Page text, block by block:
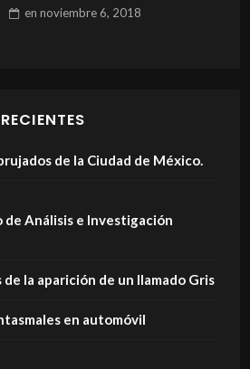
en noviembre 6, 2018
de la Ciudad de México.
Análisis e Investigación
de la aparición de un llamado Gris
en automóvil